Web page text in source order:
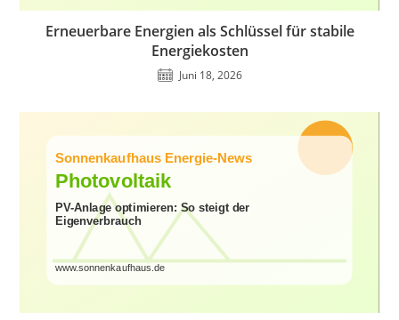
Erneuerbare Energien als Schlüssel für stabile
Energiekosten
Juni 18, 2026